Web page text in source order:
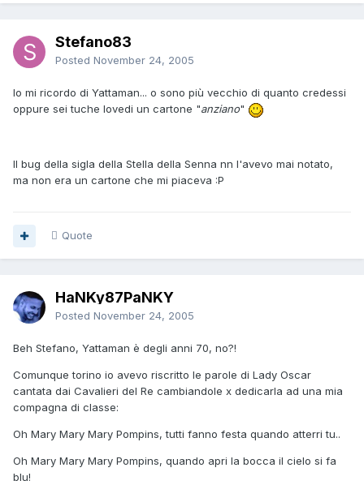
Stefano83
Posted November 24, 2005
Io mi ricordo di Yattaman... o sono più vecchio di quanto credessi
oppure sei tuche lovedi un cartone "anziano"
Il bug della sigla della Stella della Senna nn l'avevo mai notato,
ma non era un cartone che mi piaceva :P
Quote
HaNKy87PaNKY
Posted November 24, 2005
Beh Stefano, Yattaman è degli anni 70, no?!
Comunque torino io avevo riscritto le parole di Lady Oscar
cantata dai Cavalieri del Re cambiandole x dedicarla ad una mia
compagna di classe:
Oh Mary Mary Mary Pompins, tutti fanno festa quando atterri tu..
Oh Mary Mary Mary Pompins, quando apri la bocca il cielo si fa
blu!